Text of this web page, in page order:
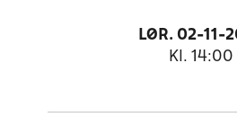
LØR. 02-11-
Kl. 14:00